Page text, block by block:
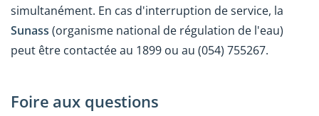
simultanément. En cas d'interruption de service, la
Sunass (organisme national de régulation de l'eau)
peut être contactée au 1899 ou au (054) 755267.
Foire aux questions